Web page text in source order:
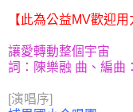
【此為公益MV歡迎
讓愛轉動整個宇宙
詞：陳樂融 曲、編曲
[演唱序]